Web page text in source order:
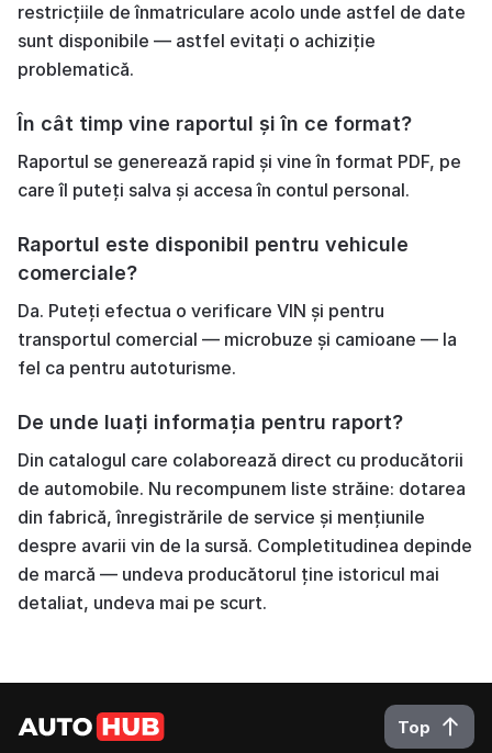
restricțiile de înmatriculare acolo unde astfel de date
sunt disponibile — astfel evitați o achiziție
problematică.
În cât timp vine raportul și în ce format?
Raportul se generează rapid și vine în format PDF, pe
care îl puteți salva și accesa în contul personal.
Raportul este disponibil pentru vehicule
comerciale?
Da. Puteți efectua o verificare VIN și pentru
transportul comercial — microbuze și camioane — la
fel ca pentru autoturisme.
De unde luați informația pentru raport?
Din catalogul care colaborează direct cu producătorii
de automobile. Nu recompunem liste străine: dotarea
din fabrică, înregistrările de service și mențiunile
despre avarii vin de la sursă. Completitudinea depinde
de marcă — undeva producătorul ține istoricul mai
detaliat, undeva mai pe scurt.
Top